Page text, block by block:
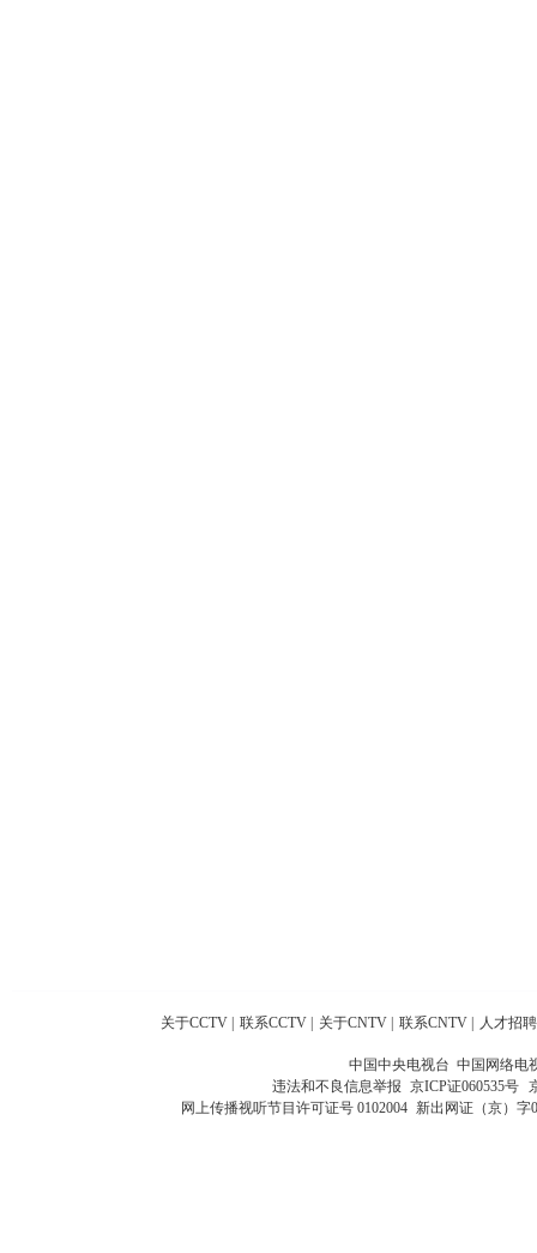
关于CCTV 联系CCTV 关于CNTV 联系CNTV 人才招聘
中国中央电视台 中国网络电
违法和不良信息举报 京ICP证060535号
网上传播视听节目许可证号 0102004 新出网证（京）